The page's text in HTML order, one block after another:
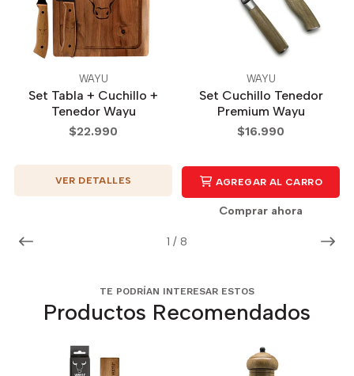
1 / 8
WAYU
Set Tabla + Cuchillo +
Tenedor Wayu
$22.990
VER DETALLES
WAYU
Set Cuchillo Tenedor
Premium Wayu
$16.990
AGREGAR AL CARRO
Comprar ahora
TE PODRÍAN INTERESAR ESTOS
Productos Recomendados